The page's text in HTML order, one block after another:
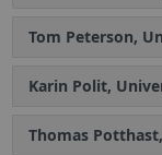
Tom Peterson,
Karin Polit,
Thomas